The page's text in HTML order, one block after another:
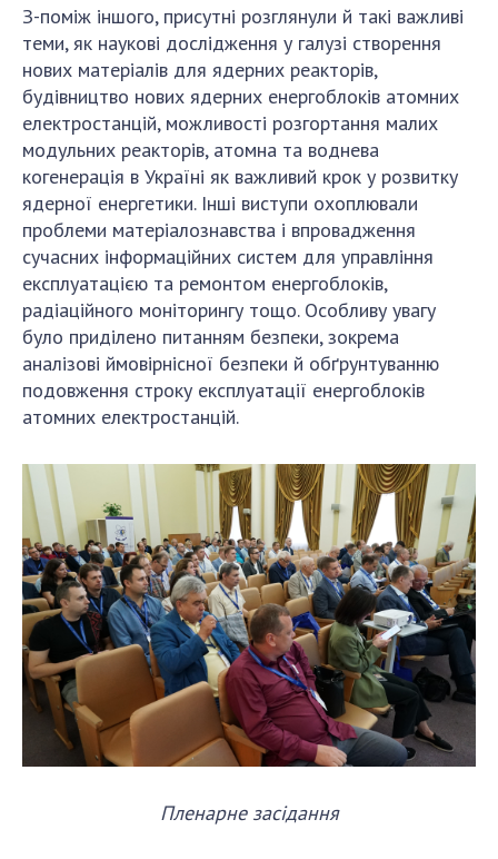
З-поміж іншого, присутні розглянули й такі важливі
теми, як наукові дослідження у галузі створення
нових матеріалів для ядерних реакторів,
будівництво нових ядерних енергоблоків атомних
електростанцій, можливості розгортання малих
модульних реакторів, атомна та воднева
когенерація в Україні як важливий крок у розвитку
ядерної енергетики. Інші виступи охоплювали
проблеми матеріалознавства і впровадження
сучасних інформаційних систем для управління
експлуатацією та ремонтом енергоблоків,
радіаційного моніторингу тощо. Особливу увагу
було приділено питанням безпеки, зокрема
аналізові ймовірнісної безпеки й обґрунтуванню
подовження строку експлуатації енергоблоків
атомних електростанцій.
Пленарне засідання